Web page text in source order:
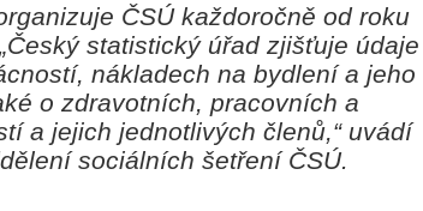
ČSÚ každoročně od roku
Český statistický úřad zjišťuje údaje
nákladech na bydlení a jeho
o zdravotních, pracovních a
a jejich jednotlivých členů,“ uvádí
sociálních šetření ČSÚ.